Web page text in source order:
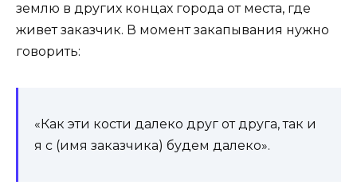
землю в других концах города от места, где
живет заказчик. В момент закапывания нужно
говорить:
«Как эти кости далеко друг от друга, так и
я с (имя заказчика) будем далеко».